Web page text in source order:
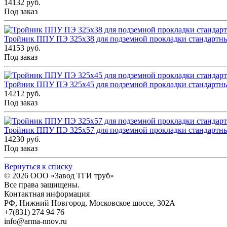
14132 руб.
Под заказ
Тройник ППУ ПЭ 325x38 для подземной прокладки
14153 руб.
Под заказ
Тройник ППУ ПЭ 325x45 для подземной прокладки
14212 руб.
Под заказ
Тройник ППУ ПЭ 325x57 для подземной прокладки
14230 руб.
Под заказ
Вернуться к списку
© 2026 ООО «Завод ТГИ труб»
Все права защищены.
Контактная информация
РФ, Нижний Новгород, Московское шоссе, 302А
+7(831) 274 94 76
info@arma-nnov.ru